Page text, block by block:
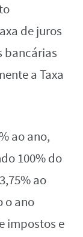
de juros
bancárias
a Taxa
ao ano,
100% do
ao
o ano
impostos e